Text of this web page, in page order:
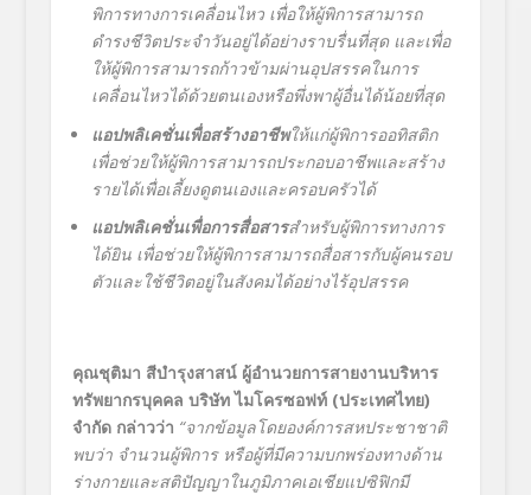
พิการทางการเคลื่อนไหว เพื่อให้ผู้พิการสามารถ
ดำรงชีวิตประจำวันอยู่ได้อย่างราบรื่นที่สุด และเพื่อ
ให้ผู้พิการสามารถก้าวข้ามผ่านอุปสรรคในการ
เคลื่อนไหวได้ด้วยตนเองหรือพึ่งพาผู้อื่นได้น้อยที่สุด
แอปพลิเคชั่นเพื่อสร้างอาชีพให้แก่ผู้พิการออทิสติก
เพื่อช่วยให้ผู้พิการสามารถประกอบอาชีพและสร้าง
รายได้เพื่อเลี้ยงดูตนเองและครอบครัวได้
แอปพลิเคชั่นเพื่อการสื่อสารสำหรับผู้พิการทางการ
ได้ยิน เพื่อช่วยให้ผู้พิการสามารถสื่อสารกับผู้คนรอบ
ตัวและใช้ชีวิตอยู่ในสังคมได้อย่างไร้อุปสรรค
คุณชุติมา สีบำรุงสาสน์ ผู้อำนวยการสายงานบริหาร
ทรัพยากรบุคคล บริษัท ไมโครซอฟท์ (ประเทศไทย)
จำกัด กล่าวว่า “จากข้อมูลโดยองค์การสหประชาชาติ
พบว่า จำนวนผู้พิการ หรือผู้ที่มีความบกพร่องทางด้าน
ร่างกายและสติปัญญาในภูมิภาคเอเชียแปซิฟิกมี